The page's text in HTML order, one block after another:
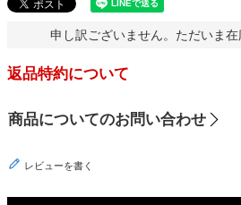
申し訳ございません。ただいま在
返品特約について
商品についてのお問い合わせ
レビューを書く